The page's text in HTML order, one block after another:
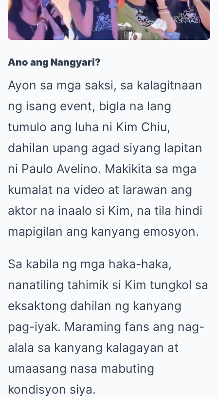
Ano ang Nangyari?
Ayon sa mga saksi, sa kalagitnaan
ng isang event, bigla na lang
tumulo ang luha ni Kim Chiu,
dahilan upang agad siyang lapitan
ni Paulo Avelino. Makikita sa mga
kumalat na video at larawan ang
aktor na inaalo si Kim, na tila hindi
mapigilan ang kanyang emosyon.
Sa kabila ng mga haka-haka,
nanatiling tahimik si Kim tungkol sa
eksaktong dahilan ng kanyang
pag-iyak. Maraming fans ang nag-
alala sa kanyang kalagayan at
umaasang nasa mabuting
kondisyon siya.